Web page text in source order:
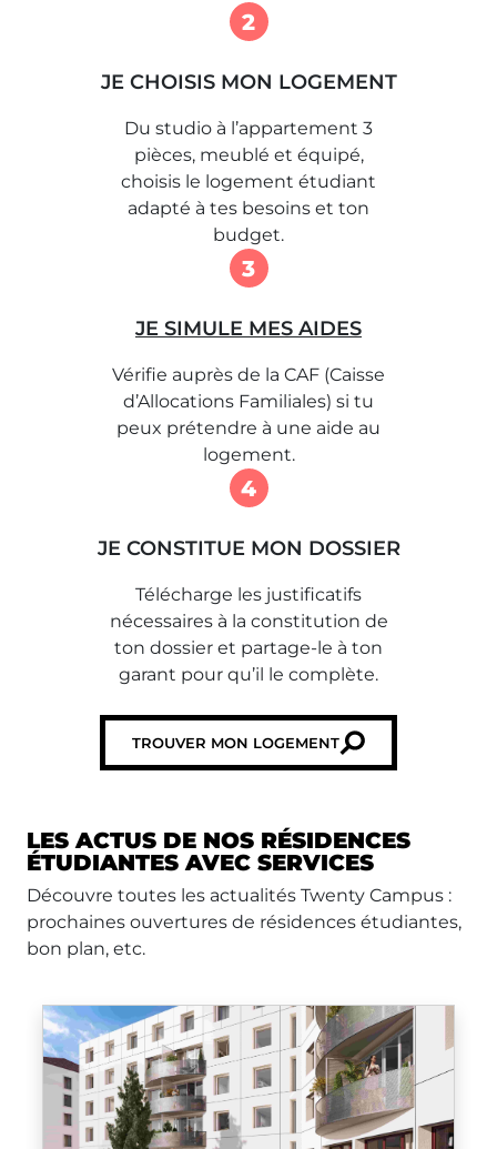
2
JE CHOISIS MON LOGEMENT
Du studio à l’appartement 3
pièces, meublé et équipé,
choisis le logement étudiant
adapté à tes besoins et ton
budget.
3
JE SIMULE MES AIDES
Vérifie auprès de la CAF (Caisse
d’Allocations Familiales) si tu
peux prétendre à une aide au
logement.
4
JE CONSTITUE MON DOSSIER
Télécharge les justificatifs
nécessaires à la constitution de
ton dossier et partage-le à ton
garant pour qu’il le complète.
TROUVER MON LOGEMENT
LES ACTUS DE NOS RÉSIDENCES
ÉTUDIANTES AVEC SERVICES
Découvre toutes les actualités Twenty Campus :
prochaines ouvertures de résidences étudiantes,
bon plan, etc.